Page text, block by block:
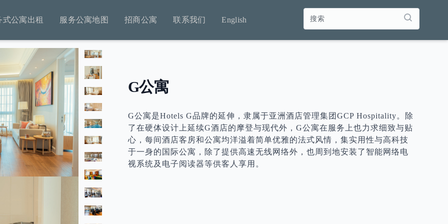
式公寓出租 服务公寓地图 招商公寓 联系我们 English
G公寓
G公寓是Hotels G品牌的延伸，隶属于亚洲酒店管理集团GCP Hospitality。除
了在硬体设计上延续G酒店的摩登与现代外，G公寓在服务上也力求细致与贴
心，每间酒店客房和公寓均洋溢着简单优雅的法式风情，集实用性与高科技
于一身的国际公寓，除了提供高速无线网络外，也周到地安装了智能网络电
视系统及电子阅读器等供客人享用。